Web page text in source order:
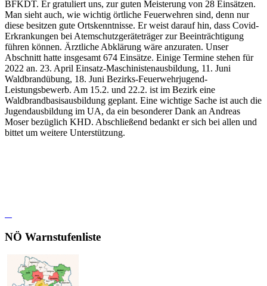
BFKDT. Er gratuliert uns, zur guten Meisterung von 28 Einsätzen.
Man sieht auch, wie wichtig örtliche Feuerwehren sind, denn nur
diese besitzen gute Ortskenntnisse. Er weist darauf hin, dass Covid-
Erkrankungen bei Atemschutzgeräteträger zur Beeinträchtigung
führen können. Ärztliche Abklärung wäre anzuraten. Unser
Abschnitt hatte insgesamt 674 Einsätze. Einige Termine stehen für
2022 an. 23. April Einsatz-Maschinistenausbildung, 11. Juni
Waldbrandübung, 18. Juni Bezirks-Feuerwehrjugend-
Leistungsbewerb. Am 15.2. und 22.2. ist im Bezirk eine
Waldbrandbasisausbildung geplant. Eine wichtige Sache ist auch die
Jugendausbildung im UA, da ein besonderer Dank an Andreas
Moser bezüglich KHD. Abschließend bedankt er sich bei allen und
bittet um weitere Unterstützung.
NÖ Warnstufenliste